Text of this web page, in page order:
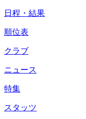
日程・結果
順位表
クラブ
ニュース
特集
スタッツ